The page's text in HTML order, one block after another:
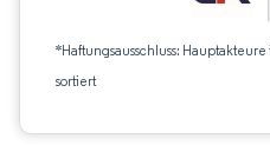
*Haftungsausschluss:
sortiert